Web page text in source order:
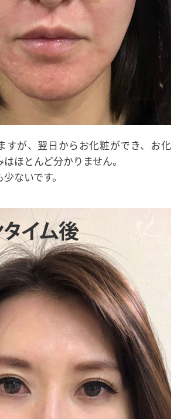
すが、翌日からお化粧ができ、お化
ほとんど分かりません。
ないです。